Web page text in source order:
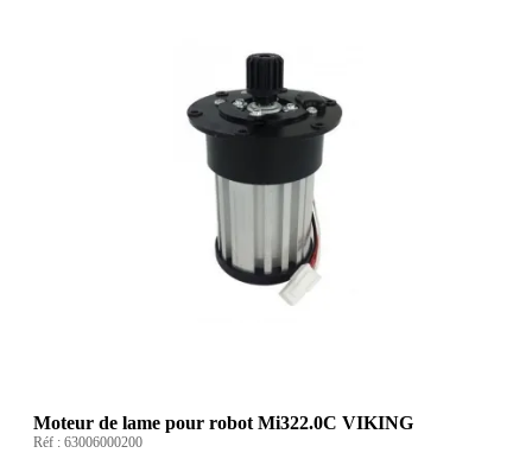
Moteur de lame pour robot Mi322.0C VIKING
Réf : 63006000200